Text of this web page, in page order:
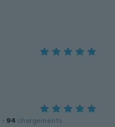
· 94 chargements